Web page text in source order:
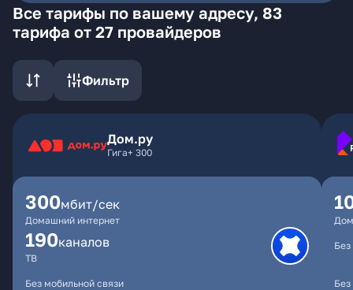
Все тарифы по вашему адресу, 83
тарифа от 27 провайдеров
Фильтр
Дом.ру
Гига+ 300
300мбит/сек
Домашний интернет
190каналов
ТВ
Без мобильной связи